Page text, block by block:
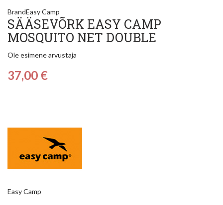
BrandEasy Camp
SÄÄSEVÕRK EASY CAMP
MOSQUITO NET DOUBLE
Ole esimene arvustaja
37,00 €
Easy Camp